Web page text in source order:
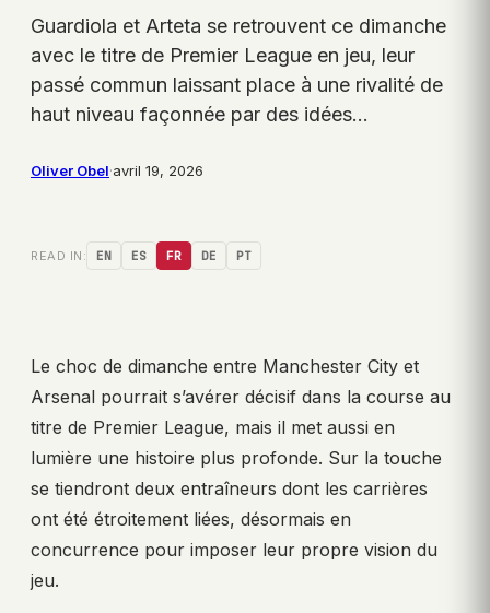
Guardiola et Arteta se retrouvent ce dimanche
avec le titre de Premier League en jeu, leur
passé commun laissant place à une rivalité de
haut niveau façonnée par des idées…
Oliver Obel·avril 19, 2026
READ IN: EN ES FR DE PT
Le choc de dimanche entre Manchester City et
Arsenal pourrait s’avérer décisif dans la course au
titre de Premier League, mais il met aussi en
lumière une histoire plus profonde. Sur la touche
se tiendront deux entraîneurs dont les carrières
ont été étroitement liées, désormais en
concurrence pour imposer leur propre vision du
jeu.